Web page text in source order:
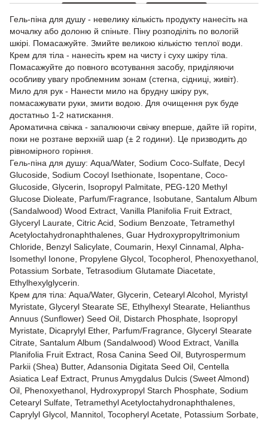
Гель-піна для душу - невелику кількість продукту нанесіть на
мочалку або долоню й спіньте. Піну розподіліть по вологій
шкірі. Помасажуйте. Змийте великою кількістю теплої води.
Крем для тіла - нанесіть крем на чисту і суху шкіру тіла.
Помасажуйте до повного всотування засобу, приділяючи
особливу увагу проблемним зонам (стегна, сідниці, живіт).
Мило для рук - Нанести мило на брудну шкіру рук,
помасажувати руки, змити водою. Для очищення рук буде
достатньо 1-2 натискання.
Ароматична свічка - запалюючи свічку вперше, дайте їй горіти,
поки не розтане верхній шар (± 2 години). Це призводить до
рівномірного горіння.
Гель-піна для душу: Aqua/Water, Sodium Coco-Sulfate, Decyl
Glucoside, Sodium Cocoyl Isethionate, Isopentane, Coco-
Glucoside, Glycerin, Isopropyl Palmitate, PEG-120 Methyl
Glucose Dioleate, Parfum/Fragrance, Isobutane, Santalum Album
(Sandalwood) Wood Extract, Vanilla Planifolia Fruit Extract,
Glyceryl Laurate, Citric Acid, Sodium Benzoate, Tetramethyl
Acetyloctahydronaphthalenes, Guar Hydroxypropyltrimonium
Chloride, Benzyl Salicylate, Coumarin, Hexyl Cinnamal, Alpha-
Isomethyl Ionone, Propylene Glycol, Tocopherol, Phenoxyethanol,
Potassium Sorbate, Tetrasodium Glutamate Diacetate,
Ethylhexylglycerin.
Крем для тіла: Aqua/Water, Glycerin, Cetearyl Alcohol, Myristyl
Myristate, Glyceryl Stearate SE, Ethylhexyl Stearate, Helianthus
Annuus (Sunflower) Seed Oil, Distarch Phosphate, Isopropyl
Myristate, Dicaprylyl Ether, Parfum/Fragrance, Glyceryl Stearate
Citrate, Santalum Album (Sandalwood) Wood Extract, Vanilla
Planifolia Fruit Extract, Rosa Canina Seed Oil, Butyrospermum
Parkii (Shea) Butter, Adansonia Digitata Seed Oil, Centella
Asiatica Leaf Extract, Prunus Amygdalus Dulcis (Sweet Almond)
Oil, Phenoxyethanol, Hydroxypropyl Starch Phosphate, Sodium
Cetearyl Sulfate, Tetramethyl Acetyloctahydronaphthalenes,
Caprylyl Glycol, Mannitol, Tocopheryl Acetate, Potassium Sorbate,